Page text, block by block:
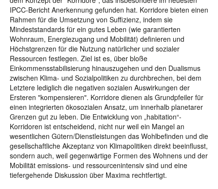
IPCC-Bericht Anerkennung gefunden hat. Korridore bieten einen
Rahmen für die Umsetzung von Suffizienz, indem sie
Mindeststandards für ein gutes Leben (wie garantierten
Wohnraum, Energiezugang und Mobilität) definieren und
Höchstgrenzen für die Nutzung natürlicher und sozialer
Ressourcen festlegen. Ziel ist es, über bloße
Einkommensstabilisierung hinauszugehen und den Dualismus
zwischen Klima- und Sozialpolitiken zu durchbrechen, bei dem
Letztere lediglich die negativen sozialen Auswirkungen der
Ersteren "kompensieren". Korridore dienen als Grundpfeiler für
einen integrierten ökosozialen Ansatz, um innerhalb planetarer
Grenzen gut zu leben. Die Entwicklung von „habitation“-
Korridoren ist entscheidend, nicht nur weil ein Mangel an
wesentlichen Gütern/Dienstleistungen das Wohlbefinden und die
gesellschaftliche Akzeptanz von Klimapolitiken direkt beeinflusst,
sondern auch, weil gegenwärtige Formen des Wohnens und der
Mobilität emissions- und ressourcenintensiv sind und eine
tiefergehende Diskussion über Maxima rechtfertigt.